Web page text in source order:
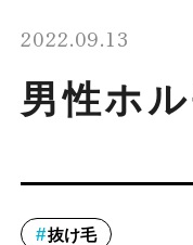
2022.09.13
男性ホ
抜け毛